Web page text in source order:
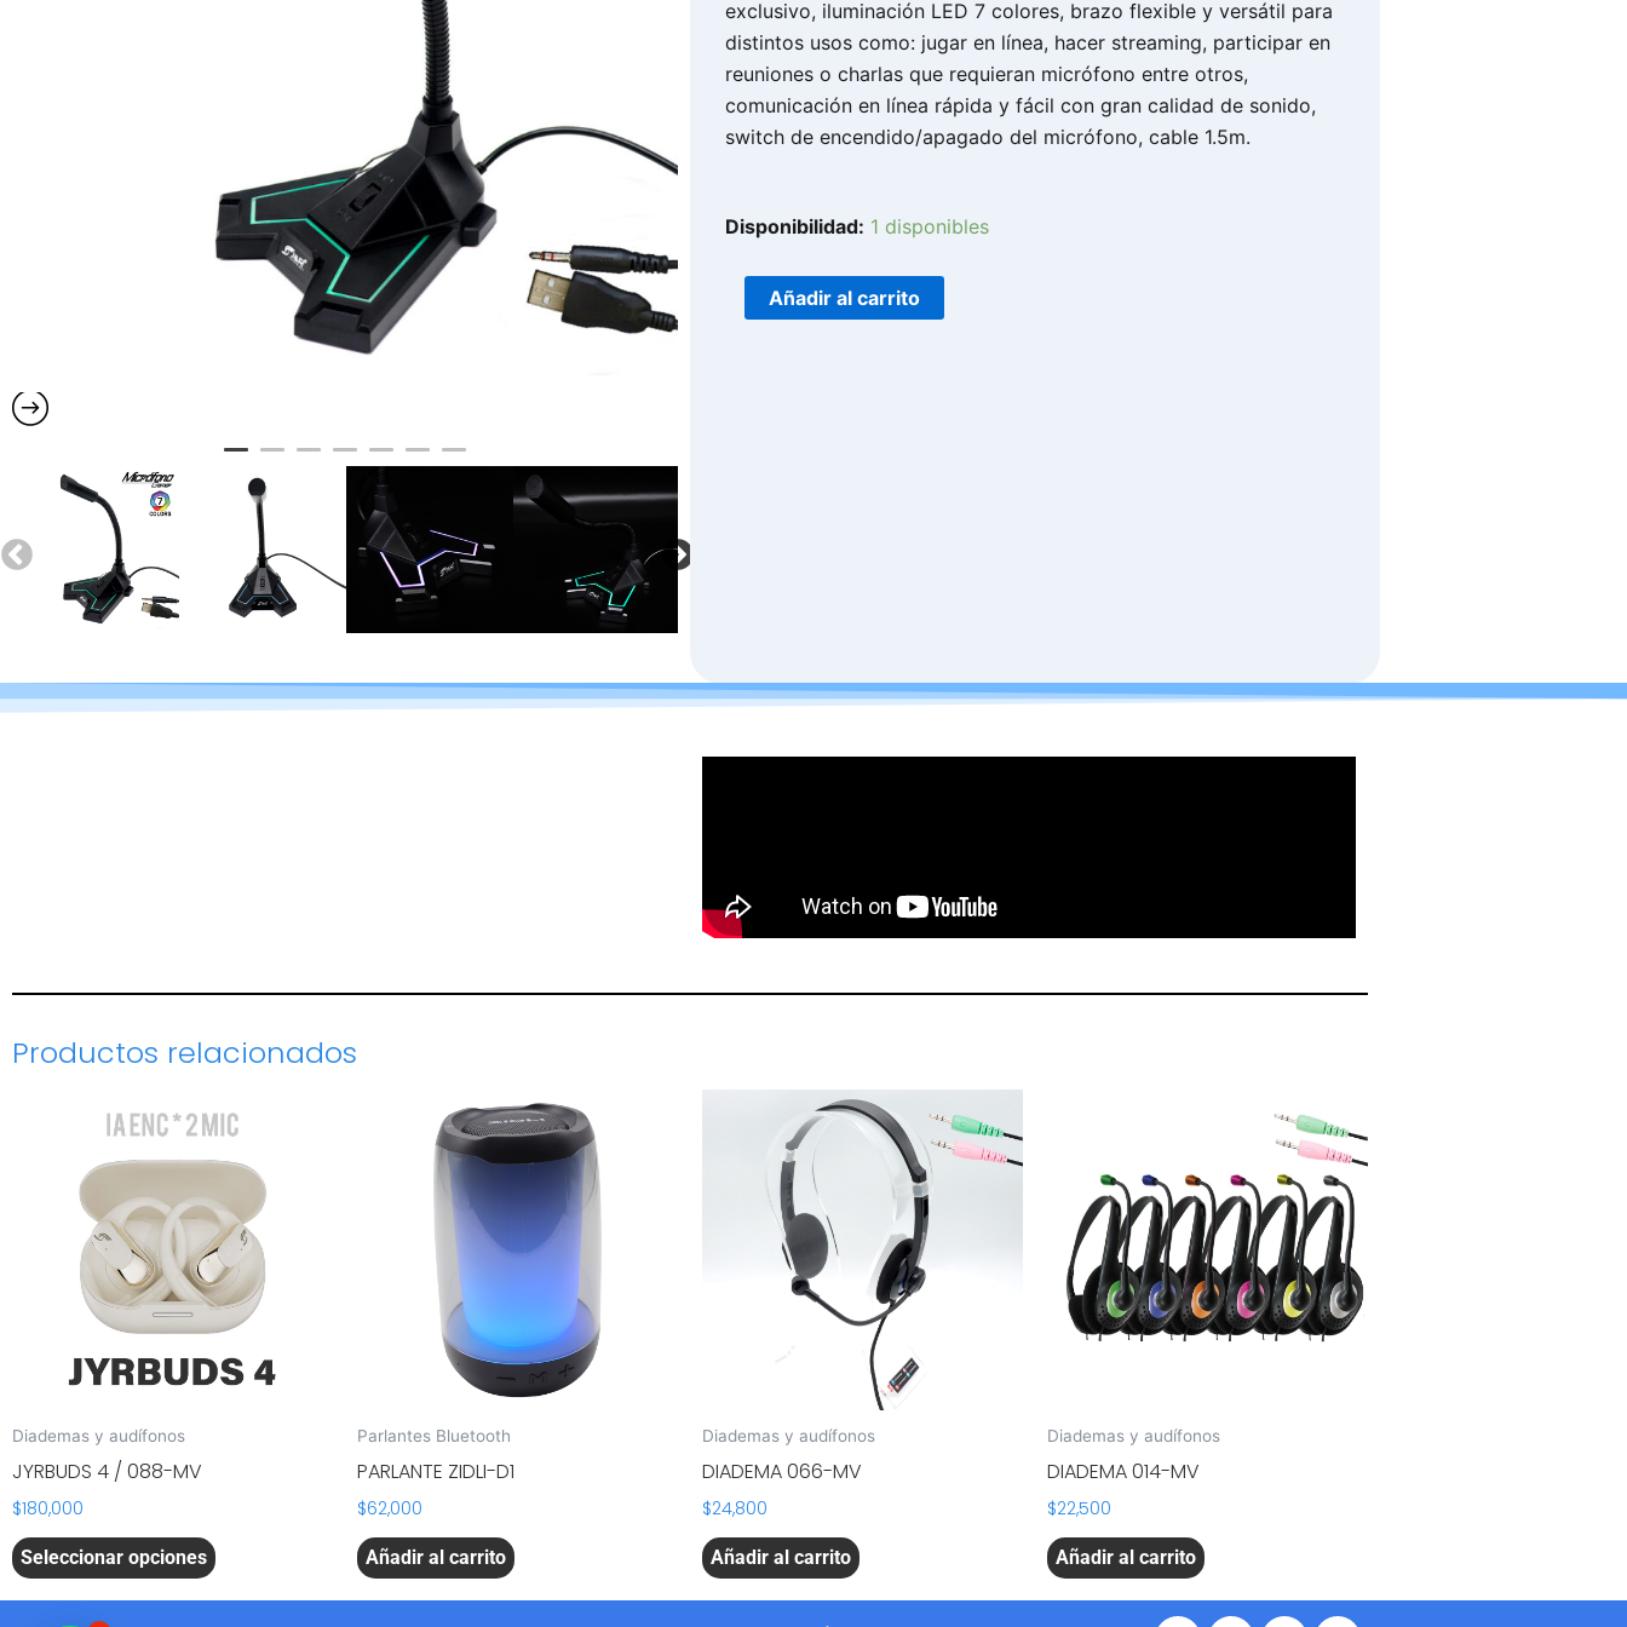
exclusivo, iluminación LED 7 colores, brazo flexible y versátil para
distintos usos como: jugar en línea, hacer streaming, participar en
reuniones o charlas que requieran micrófono entre otros,
comunicación en línea rápida y fácil con gran calidad de sonido,
switch de encendido/apagado del micrófono, cable 1.5m.
Disponibilidad: 1 disponibles
MICROFONO
MCJR-
003
Añadir al carrito
Productos relacionados
Diademas y audífonos
JYRBUDS 4 / 088-MV
$180,000
Seleccionar opciones
producto
tiene
múltiples
variantes.
Las
opciones
se
pueden
elegir
producto
Parlantes Bluetooth
PARLANTE ZIDLI-D1
$62,000
Añadir al carrito
Diademas y audífonos
DIADEMA 066-MV
$24,800
Añadir al carrito
Diademas y audífonos
DIADEMA 014-MV
$22,500
Añadir al carrito